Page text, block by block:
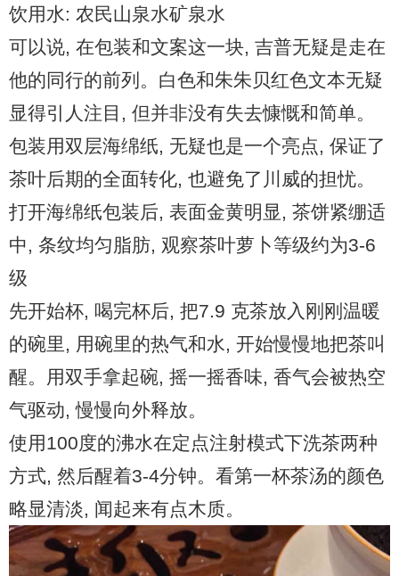
饮用水: 农民山泉水矿泉水
可以说, 在包装和文案这一块, 吉普无疑是走在
他的同行的前列。白色和朱朱贝红色文本无疑
显得引人注目, 但并非没有失去慷慨和简单。
包装用双层海绵纸, 无疑也是一个亮点, 保证了
茶叶后期的全面转化, 也避免了川威的担忧。
打开海绵纸包装后, 表面金黄明显, 茶饼紧绷适
中, 条纹均匀脂肪, 观察茶叶萝卜等级约为3-6
级
先开始杯, 喝完杯后, 把7.9 克茶放入刚刚温暖
的碗里, 用碗里的热气和水, 开始慢慢地把茶叫
醒。用双手拿起碗, 摇一摇香味, 香气会被热空
气驱动, 慢慢向外释放。
使用100度的沸水在定点注射模式下洗茶两种
方式, 然后醒着3-4分钟。看第一杯茶汤的颜色
略显清淡, 闻起来有点木质。